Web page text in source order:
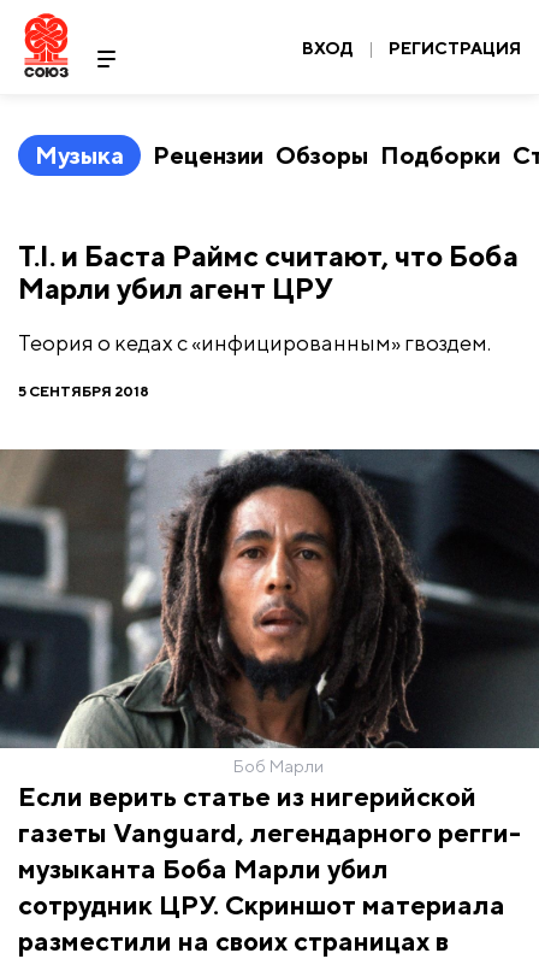
ВХОД | РЕГИСТРАЦИЯ
Музыка Рецензии Обзоры Подборки
T.I. и Баста Раймс считают, что Боба
Марли убил агент ЦРУ
Теория о кедах с «инфицированным» гвоздем.
5 СЕНТЯБРЯ 2018
Боб Марли
Если верить статье из нигерийской
газеты Vanguard, легендарного регги-
музыканта Боба Марли убил
сотрудник ЦРУ. Скриншот материала
разместили на своих страницах в